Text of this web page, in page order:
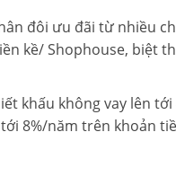
đôi ưu đãi từ nhiều
kề/ Shophouse, biệt
khấu không vay lên
8%/năm trên khoản